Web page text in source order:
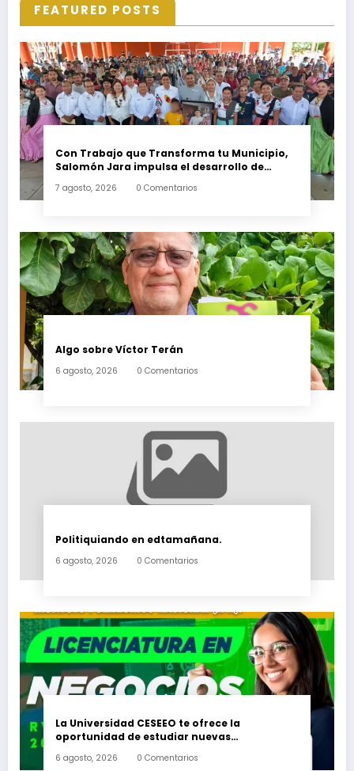
FEATURED POSTS
Con Trabajo que Transforma tu Municipio,
Salomón Jara impulsa el desarrollo de
7 agosto, 2026 0 Comentarios
Algo sobre Víctor Terán
6 agosto, 2026 0 Comentarios
Politiquiando en edtamañana.
6 agosto, 2026 0 Comentarios
La Universidad CESEEO te ofrece la
oportunidad de estudiar nuevas
Escondido, Ixtepec y en la Matriz Juchitán.
6 agosto, 2026 0 Comentarios